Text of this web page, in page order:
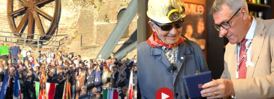
redazione
Newsletter
Social